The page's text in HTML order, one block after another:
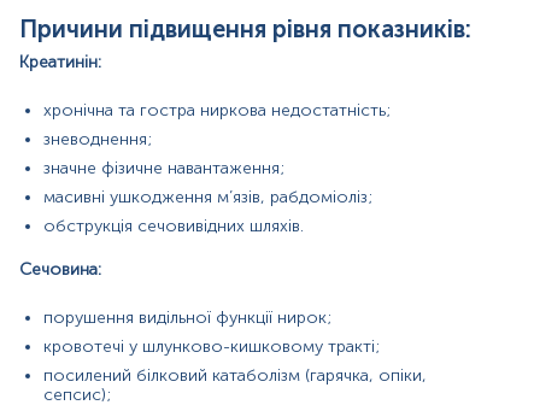
Нефрологія — контроль перебігу хронічних
нефропатій, діагностика ниркової
недостатності.
нефропатії та метаболічних синдромів.
Кардіологія — оцінка стану нирок у пацієнтів із
гіпертонічною хворобою та серцевою
недостатністю.
Онкологія та гематологія: контроль функції нирок
при застосуванні нефротоксичних препаратів.
Хірургія та травматологія: оцінка ниркової функції
сироватка крові
сеча
цільна кров ЗАК
Причини підвищення рівня показників:
Креатинін:
хронічна та гостра ниркова недостатність;
зневоднення;
значне фізичне навантаження;
масивні ушкодження м’язів, рабдоміоліз;
обструкція сечовивідних шляхів.
Сечовина:
порушення видільної функції нирок;
кровотечі у шлунково-кишковому тракті;
посилений білковий катаболізм (гарячка, опіки,
сепсис);